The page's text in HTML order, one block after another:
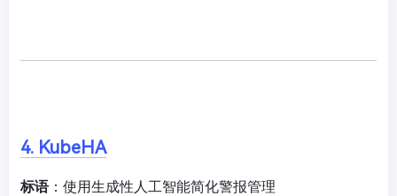
4. KubeHA
标语：使用生成性人工智能简化警报管理